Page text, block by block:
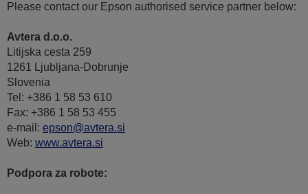
Please contact our Epson authorised service partner below:
Avtera d.o.o.
Litijska cesta 259
1261 Ljubljana-Dobrunje
Slovenia
Tel: +386 1 58 53 610
Fax: +386 1 58 53 455
e-mail: epson@avtera.si
Web: www.avtera.si
Podpora za robote: